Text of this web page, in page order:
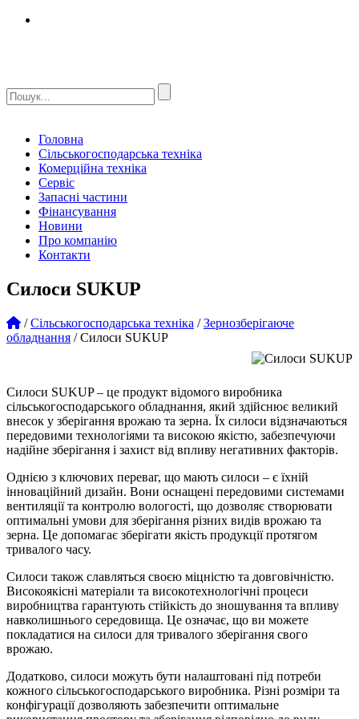
Головна
Сільськогосподарська техніка
Комерційна техніка
Сервіс
Запасні частини
Фінансування
Новини
Про компанію
Контакти
Силоси SUKUP
/Сільськогосподарська техніка /Зернозберігаюче
обладнання /Силоси SUKUP
Силоси SUKUP – це продукт відомого виробника
сільськогосподарського обладнання, який здійснює великий
внесок у зберігання врожаю та зерна. Їх силоси відзначаються
передовими технологіями та високою якістю, забезпечуючи
надійне зберігання і захист від впливу негативних факторів.
Однією з ключових переваг, що мають силоси – є їхній
інноваційний дизайн. Вони оснащені передовими системами
вентиляції та контролю вологості, що дозволяє створювати
оптимальні умови для зберігання різних видів врожаю та
зерна. Це допомагає зберігати якість продукції протягом
тривалого часу.
Силоси також славляться своєю міцністю та довговічністю.
Високоякісні матеріали та високотехнологічні процеси
виробництва гарантують стійкість до зношування та впливу
навколишнього середовища. Це означає, що ви можете
покладатися на силоси для тривалого зберігання свого
врожаю.
Додатково, силоси можуть бути налаштовані під потреби
кожного сільськогосподарського виробника. Різні розміри та
конфігурації дозволяють забезпечити оптимальне